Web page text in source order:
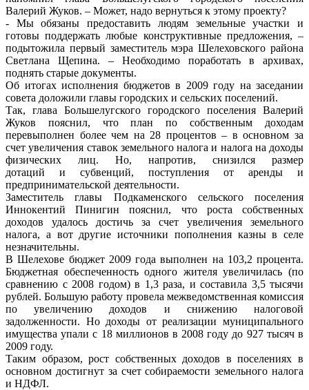
Валерий Жуков. – Может, надо вернуться к этому проекту?
- Мы обязаны предоставить людям земельные участки и
готовы поддержать любые конструктивные предложения, –
подытожила первый заместитель мэра Шелеховского района
Светлана Щепина. – Необходимо поработать в архивах,
поднять старые документы.
Об итогах исполнения бюджетов в 2009 году на заседании
совета доложили главы городских и сельских поселений.
Так, глава Большелугского городского поселения Валерий
Жуков пояснил, что план по собственным доходам
перевыполнен более чем на 28 процентов – в основном за
счет увеличения ставок земельного налога и налога на доходы
физических лиц. Но, напротив, снизился размер
дотаций и субвенций, поступления от аренды и
предпринимательской деятельности.
Заместитель главы Подкаменского сельского поселения
Иннокентий Пинигин пояснил, что роста собственных
доходов удалось достичь за счет увеличения земельного
налога, а вот другие источники пополнения казны в селе
незначительны.
В Шелехове бюджет 2009 года выполнен на 103,2 процента.
Бюджетная обеспеченность одного жителя увеличилась (по
сравнению с 2008 годом) в 1,3 раза, и составила 3,5 тысячи
рублей. Большую работу провела межведомственная комиссия
по увеличению доходов и снижению налоговой
задолженности. Но доходы от реализации муниципального
имущества упали с 18 миллионов в 2008 году до 927 тысяч в
2009 году.
Таким образом, рост собственных доходов в поселениях в
основном достигнут за счет собираемости земельного налога
и НДФЛ.